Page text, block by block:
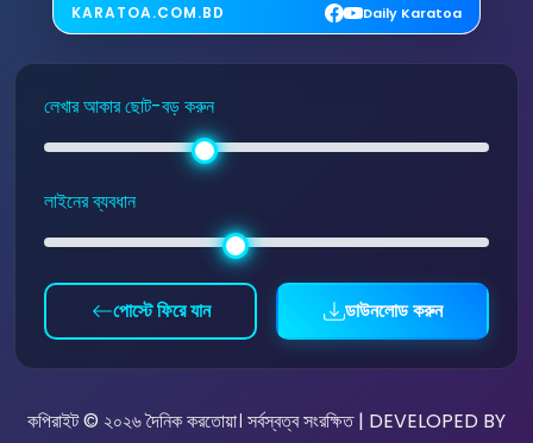
KARATOA.COM.BD Daily Karatoa
লেখার আকার ছোট-বড় করুন
লাইনের ব্যবধান
পোস্টে ফিরে যান ডাউনলোড করুন
কপিরাইট © ২০২৬ দৈনিক করতোয়া। সর্বস্বত্ব সংরক্ষিত | DEVELOPED BY